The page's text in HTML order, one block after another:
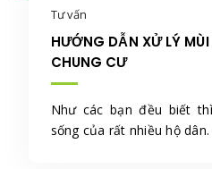
Tư vấn
HƯỚNG DẪN XỬ LÝ
CHUNG CƯ
Như các bạn đều biết
sống của rất nhiều hộ